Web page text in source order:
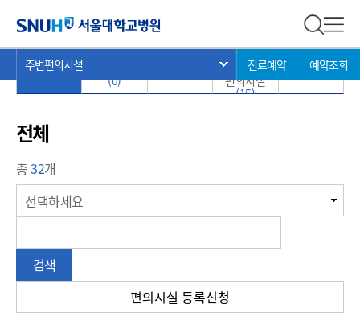
전체 검
현
재
위
주변편의시설 서브 메뉴 목록 열기
진료예약 예약조회
주변 편의시설
전체(32)
(0)
환자
편의시설
(15)
기타(1)
전체
총32개
시
검
선택하세요
검색
편의시설 등록신청